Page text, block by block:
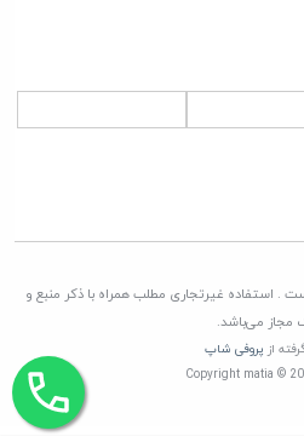
برسانیم
رساندن کالا به دست مشتری با قیمتی منصفانه
در این بازار به مدت طولانی برنامه ریزی کرده ایم
اعتماد شما مشتریان گرامی، صورت نمی پذیرد
. استفاده غیرتجاری مطلب همراه با ذکر منبع و
مجاز می‌باشد.
از پروفی شاپ
Copyright matia ©